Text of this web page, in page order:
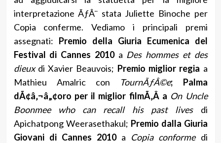
interpretazione ÃƒÂ¨ stata Juliette Binoche per
Copia conferme. Vediamo i principali premi
assegnati: Premio della Giuria Ecumenica del
Festival di Cannes 2010a Des hommes et des
dieux di Xavier Beauvois; Premio miglior regia a
Mathieu Amalric con
TournÃƒÂ©e; Palma
dÃ¢â‚¬â„¢oro per il miglior filmÃ‚Â a On Uncle
Boonmee who can recall his past lives di
Apichatpong Weerasethakul; Premio dalla Giuria
Giovani di Cannes 2010a Copia conformedi